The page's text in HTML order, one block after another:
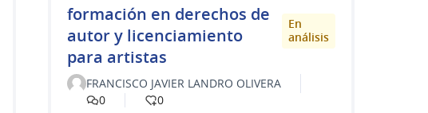
formación en derechos de
autor y licenciamiento
para artistas
En
análisis
FRANCISCO JAVIER LANDRO OLIVERA
0
0